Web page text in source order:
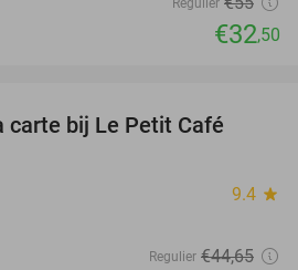
€32,50
carte bij Le Petit Café
9.4 star
Regulier €44,65